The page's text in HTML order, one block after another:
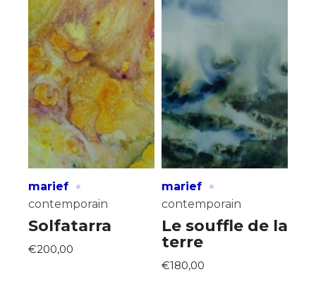
marief ·
contemporain
Solfatarra
€200,00
marief ·
contemporain
Le souffle de la
terre
€180,00